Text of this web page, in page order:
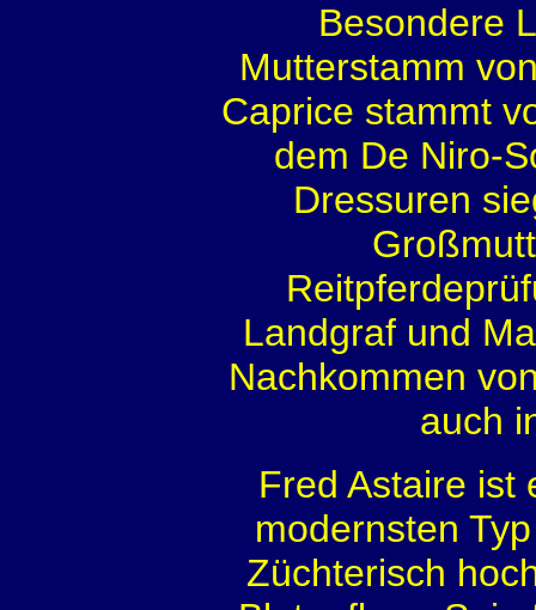
Besondere
Mutterstamm
Caprice stammt
dem De Niro-
Dressuren
Landgraf und
Nachkommen
auch
Fred Astaire ist
modernsten
Züchterisch